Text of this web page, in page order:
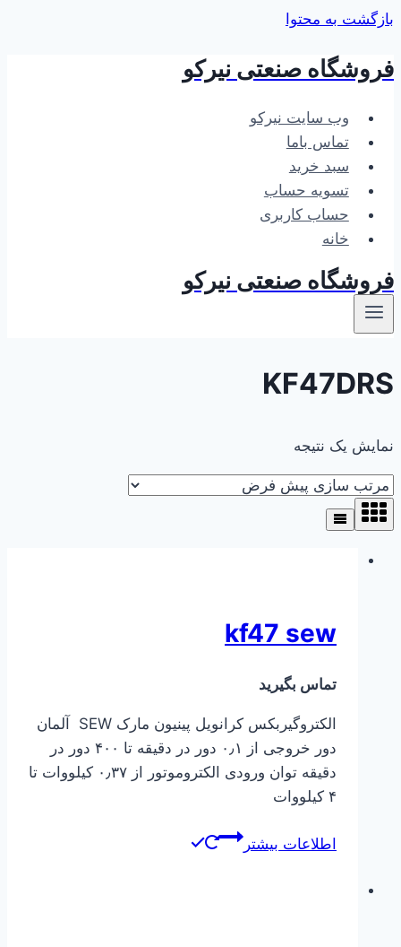
بازگشت به محتوا
فروشگاه صنعتی نیرکو
وب سایت نیرکو
تماس باما
سبد خرید
تسویه حساب
حساب کاربری
خانه
فروشگاه صنعتی نیرکو
KF47DRS
نمایش یک نتیجه
kf47 sew
تماس بگیرید
الکتروگیربکس کرانویل پینیون مارک SEW آلمان
دور خروجی از ۰٫۱ دور در دقیقه تا ۴۰۰ دور در
دقیقه توان ورودی الکتروموتور از ۰٫۳۷ کیلووات تا
۴ کیلووات
اطلاعات بیشتر